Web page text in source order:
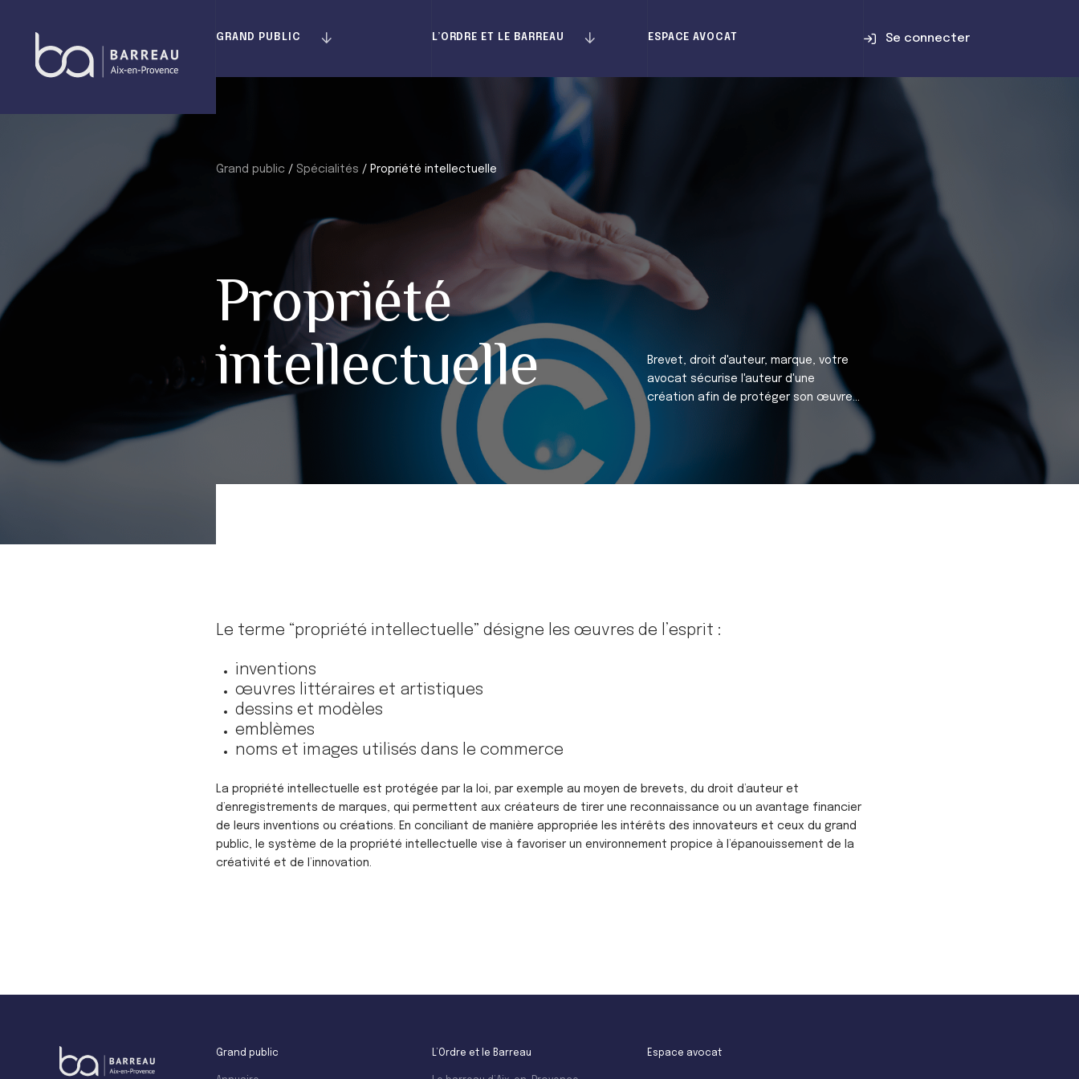
content
GRAND PUBLIC L’ORDRE ET LE BARREAU ESPACE AVOCAT Se connecter
Grand public/ Spécialités / Propriété intellectuelle
Propriété
intellectuelle
Brevet, droit d'auteur, marque, votre
avocat sécurise l'auteur d'une
création afin de protéger son œuvre...
Le terme “propriété intellectuelle” désigne les œuvres de l’esprit :
inventions
œuvres littéraires et artistiques
dessins et modèles
emblèmes
noms et images utilisés dans le commerce
La propriété intellectuelle est protégée par la loi, par exemple au moyen de brevets, du droit d’auteur et
d’enregistrements de marques, qui permettent aux créateurs de tirer une reconnaissance ou un avantage financier
de leurs inventions ou créations. En conciliant de manière appropriée les intérêts des innovateurs et ceux du grand
public, le système de la propriété intellectuelle vise à favoriser un environnement propice à l’épanouissement de la
créativité et de l’innovation.
Grand public L’Ordre et le Barreau Espace avocat